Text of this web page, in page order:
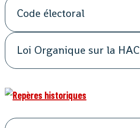
Code électoral
Loi Organique sur la HAC